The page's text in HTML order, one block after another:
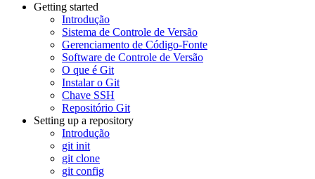
Getting started
Introdução
Sistema de Controle de Versão
Gerenciamento de Código-Fonte
Software de Controle de Versão
O que é Git
Instalar o Git
Chave SSH
Repositório Git
Setting up a repository
Introdução
git init
git clone
git config